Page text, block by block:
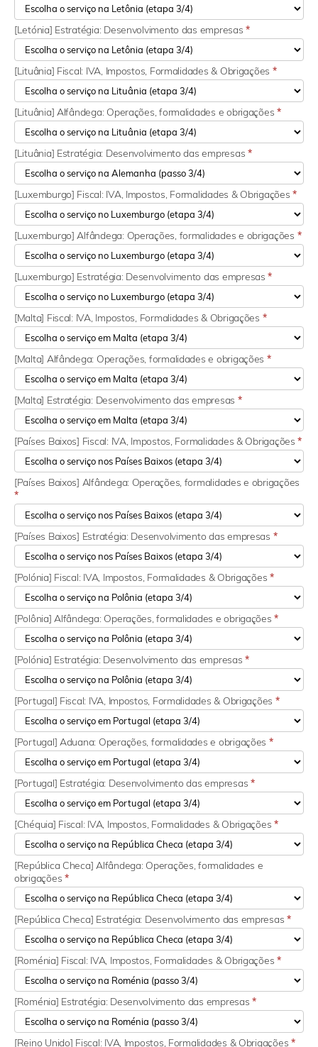
[Letónia] Estratégia: Desenvolvimento das empresas*
[Lituânia] Fiscal: IVA, Impostos, Formalidades & Obrigações *
[Lituânia] Alfândega: Operações, formalidades e obrigações*
[Lituânia] Estratégia: Desenvolvimento das empresas *
[Luxemburgo] Fiscal: IVA, Impostos, Formalidades & Obrigações*
[Luxemburgo] Alfândega: Operações, formalidades e obrigações *
[Luxemburgo] Estratégia: Desenvolvimento das empresas*
[Malta] Fiscal: IVA, Impostos, Formalidades & Obrigações *
[Malta] Alfândega: Operações, formalidades e obrigações *
[Malta] Estratégia: Desenvolvimento das empresas *
[Países Baixos] Fiscal: IVA, Impostos, Formalidades & Obrigações*
[Países Baixos] Alfândega: Operações, formalidades e obrigações
*
[Países Baixos] Estratégia: Desenvolvimento das empresas *
[Polónia] Fiscal: IVA, Impostos, Formalidades & Obrigações*
[Polônia] Alfândega: Operações, formalidades e obrigações*
[Polónia] Estratégia: Desenvolvimento das empresas*
[Portugal] Fiscal: IVA, Impostos, Formalidades & Obrigações *
[Portugal] Aduana: Operações, formalidades e obrigações *
[Portugal] Estratégia: Desenvolvimento das empresas *
[Chéquia] Fiscal: IVA, Impostos, Formalidades & Obrigações*
[República Checa] Alfândega: Operações, formalidades e
obrigações*
[República Checa] Estratégia: Desenvolvimento das empresas*
[Roménia] Fiscal: IVA, Impostos, Formalidades & Obrigações*
[Roménia] Estratégia: Desenvolvimento das empresas*
[Reino Unido] Fiscal: IVA, Impostos, Formalidades & Obrigações *